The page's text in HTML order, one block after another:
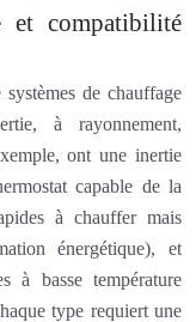
et compatibilité
de chauffage
à rayonnement,
ont une inertie
capable de la
à chauffer mais
énergétique), et
à basse température
type requiert une